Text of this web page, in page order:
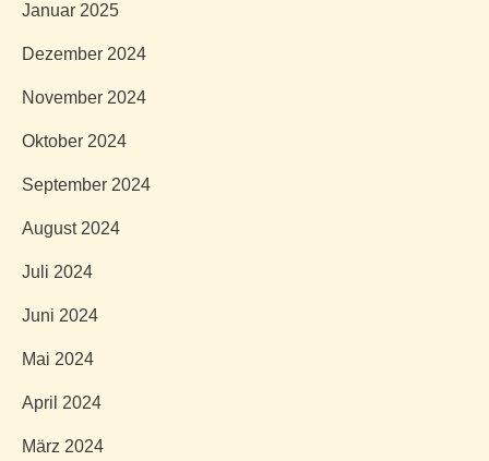
Januar 2025
Dezember 2024
November 2024
Oktober 2024
September 2024
August 2024
Juli 2024
Juni 2024
Mai 2024
April 2024
März 2024